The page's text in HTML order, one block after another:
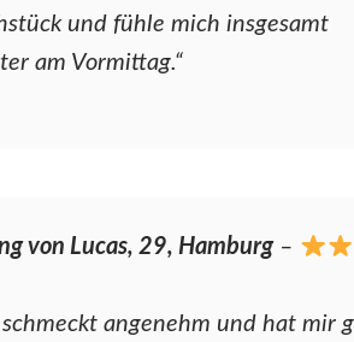
und fühle mich insgesamt
am Vormittag.“
von Lucas, 29, Hamburg–
schmeckt angenehm und hat mir